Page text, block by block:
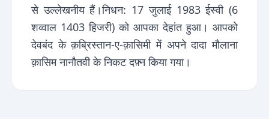
से उल्लेखनीय हैं।निधन: 17 जुलाई 1983 ईस्वी (6
शव्वाल 1403 हिजरी) को आपका देहांत हुआ। आपको
देवबंद के क़ब्रिस्तान-ए-क़ासिमी में अपने दादा मौलाना
क़ासिम नानौतवी के निकट दफ़्न किया गया।